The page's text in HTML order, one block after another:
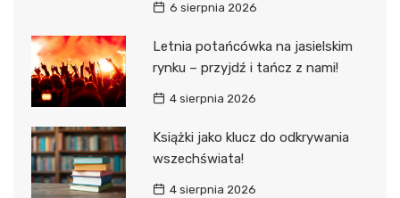
6 sierpnia 2026
Letnia potańcówka na jasielskim
rynku – przyjdź i tańcz z nami!
4 sierpnia 2026
Książki jako klucz do odkrywania
wszechświata!
4 sierpnia 2026